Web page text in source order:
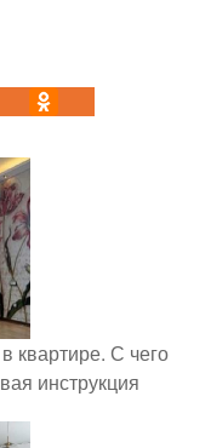
квартире. С чего
инструкция